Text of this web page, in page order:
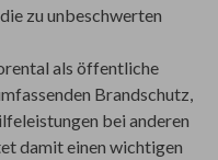
zu unbeschwerten
als öffentliche
Brandschutz,
bei anderen
damit einen wichtigen